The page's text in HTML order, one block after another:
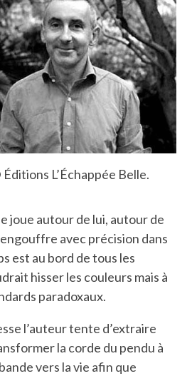
L’Échappée Belle.
joue autour de lui, autour de
avec précision dans
est au bord de tous les
hisser les couleurs mais à
paradoxaux.
l’auteur tente d’extraire
la corde du pendu à
vers la vie afin que